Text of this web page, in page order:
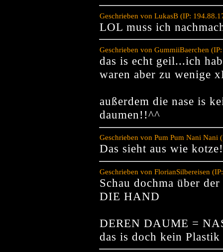
Geschrieben von LukasB (IP:
LOL muss ich
Geschrieben von GummiiBaerchen
das is echt geil...ich
waren aber zu wenige
außerdem die nase is
daumen!!^^
Geschrieben von Pum Pum Nani
Das sieht aus wie kotze!
Geschrieben von FlorianSilbereisen
Schau dochma über der
DIE HAND
DEREN DAUME =
das is doch kein Plastik